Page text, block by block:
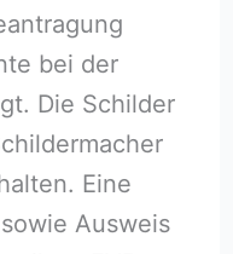
bei der
Die Schilder
Eine
Ausweis